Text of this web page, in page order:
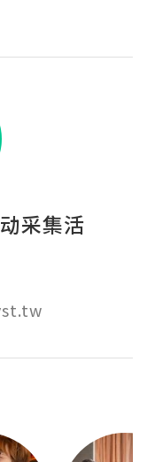
采集活